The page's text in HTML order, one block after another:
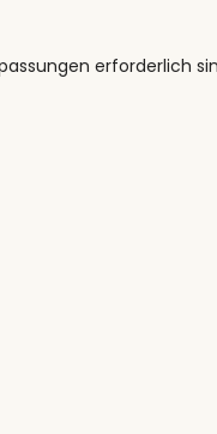
erforderlich